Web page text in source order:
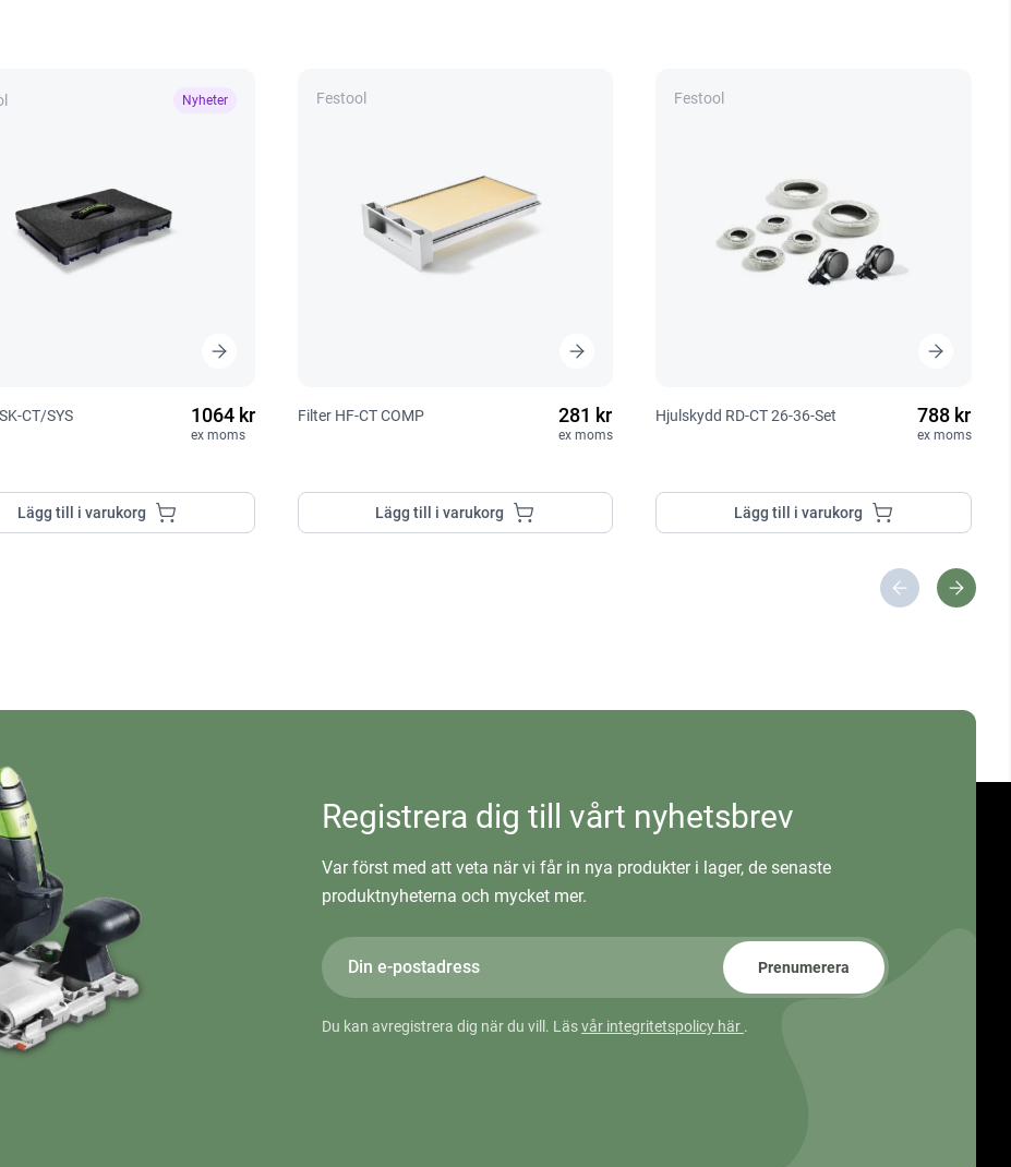
Nyheter
CT/SYS 1064 kr
ex moms
Lägg till i varukorg
Festool
Filter HF-CT COMP 281 kr
ex moms
Lägg till i varukorg
Festool
Hjulskydd RD-CT 26-36-Set 788 kr
ex moms
Lägg till i varukorg
Registrera dig till vårt nyhetsbrev
Var först med att veta när vi får in nya produkter i lager, de senaste
produktnyheterna och mycket mer.
Prenumerera
Du kan avregistrera dig när du vill. Läsvår integritetspolicy här .